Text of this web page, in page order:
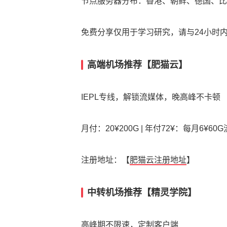
免费分享仅用于学习研究，请与24小时内
高端机场推荐【肥猫云】
IEPL专线，解锁流媒体，晚高峰不卡顿
月付：20¥200G | 年付72¥：每月6¥60G
注册地址：【肥猫云注册地址】
中转机场推荐【精灵学院】
高峰期不限速，定制客户端